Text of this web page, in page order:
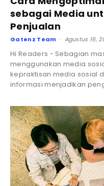
sebagai Media
Penjualan
Gatenz Team - Agustus 16,
Hi Readers - Sebagian
menggunakan media
kepraktisan media sosial
informasi menjadikan